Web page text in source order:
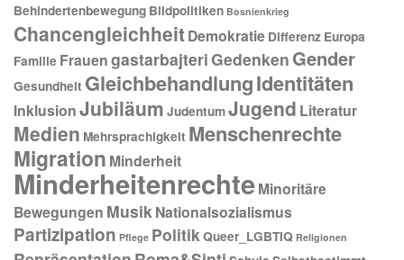
Behindertenbewegung Bildpolitiken Bosnienkrieg
ChancengleichheitDemokratie Differenz Europa
Familie FrauengastarbajteriGedenken Gender
Gesundheit GleichbehandlungIdentitäten
InklusionJubiläum JudentumJugend Literatur
Medien Mehrsprachigkeit Menschenrechte
Migration Minderheit
MinderheitenrechteMinoritäre
Bewegungen Musik Nationalsozialismus
Partizipation Pflege Politik Queer_LGBTIQ Religionen